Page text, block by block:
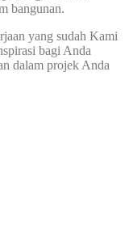
bangunan.
yang sudah Kami
bagi Anda
dalam projek Anda